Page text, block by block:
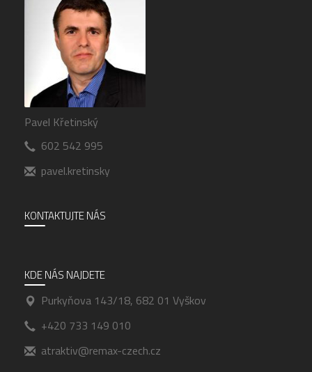
Pavel Křetinský
602 542 995
pavel.kretinsky
KONTAKTUJTE NÁS
KDE NÁS NAJDETE
Purkyňova 143/18, 682 01 Vyškov
+420 733 149 010
atraktiv@remax-czech.cz